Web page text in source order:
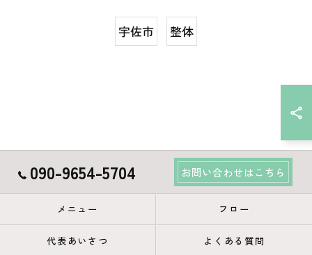
宇佐市 整体
090-9654-5704 お問い合わせはこちら
メニュー フロー
代表あいさつ よくある質問